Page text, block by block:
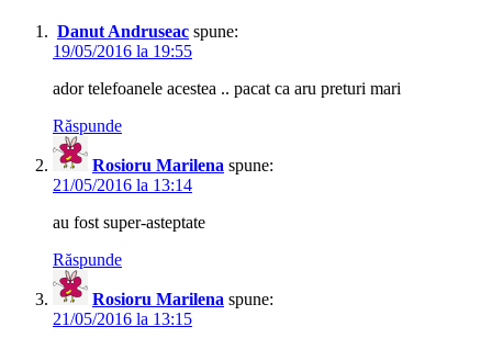
Danut Andruseac spune:
19/05/2016 la 19:55
ador telefoanele acestea .. pacat ca aru preturi mari
Răspunde
Rosioru Marilena spune:
21/05/2016 la 13:14
au fost super-asteptate
Răspunde
Rosioru Marilena spune:
21/05/2016 la 13:15